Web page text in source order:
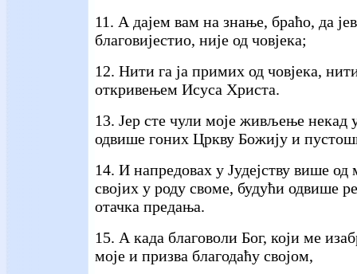
11. А дајем вам на знање, браћо, да
благовијестио, није од човјека;
12. Нити га ја примих од човјека,
откривењем Исуса Христа.
13. Јер сте чули моје живљење некад у
одвише гоних Цркву Божију и
14. И напредовах у Јудејству више од
својих у роду своме, будући одвише
отачка предања.
15. А када благоволи Бог, који ме
моје и призва благодаћу својом,